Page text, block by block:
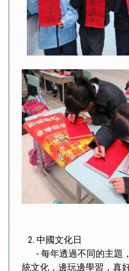
2. 中國文化日
- 每年透過不同的主題
統文化，邊玩邊學習，真